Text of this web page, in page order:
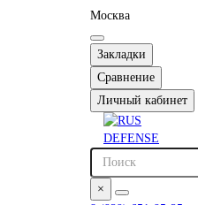
Москва
Закладки
Сравнение
Личный кабинет
×